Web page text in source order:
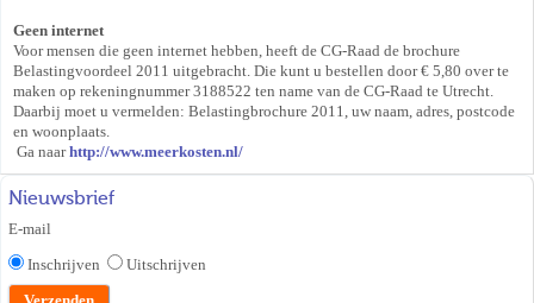
Geen internet
Voor mensen die geen internet hebben, heeft de CG-Raad de brochure
Belastingvoordeel 2011 uitgebracht. Die kunt u bestellen door € 5,80 over te
maken op rekeningnummer 3188522 ten name van de CG-Raad te Utrecht.
Daarbij moet u vermelden: Belastingbrochure 2011, uw naam, adres, postcode
en woonplaats.
Ga naar http://www.meerkosten.nl/
Nieuwsbrief
E-mail
Inschrijven
Uitschrijven